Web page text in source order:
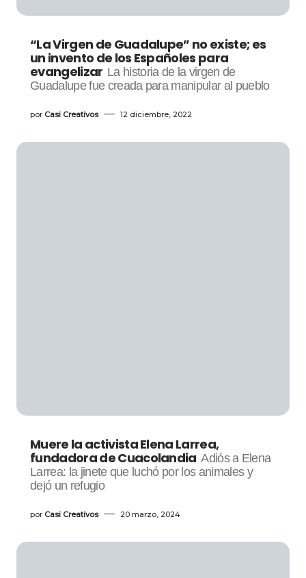
“La Virgen de Guadalupe” no existe; es
un invento de los Españoles para
evangelizar La historia de la virgen de
Guadalupe fue creada para manipular al pueblo
por Casi Creativos 12 diciembre, 2022
Muere la activista Elena Larrea,
fundadora de Cuacolandia Adiós a Elena
Larrea: la jinete que luchó por los animales y
dejó un refugio
por Casi Creativos 20 marzo, 2024